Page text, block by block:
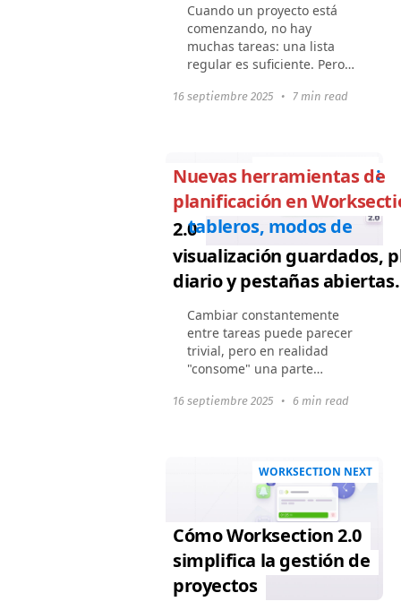
Cuando un proyecto está
comenzando, no hay
muchas tareas: una lista
regular es suficiente. Pero
añaden subtareas, aparecen
16 septiembre 2025 • 7 min read
WORKSECTION NEXT
Nuevas herramientas de
planificación en
2.0
:
tableros, modos de
visualización guardados,
diario y pestañas abiertas.
Cambiar constantemente
entre tareas puede parecer
trivial, pero en realidad
"consome" una parte
trabajo de manera
16 septiembre 2025 • 6 min read
WORKSECTION NEXT
Cómo Worksection 2.0
simplifica la gestión de
proyectos